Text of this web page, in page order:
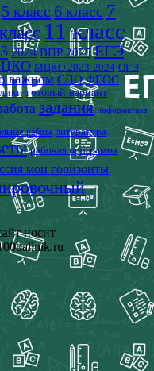
5 класс 6 класс 7
11 класс
2024 ВПР 2025 ЕГЭ
МЦКО 2023-2024 ОГЭ
важном СПО ФГОС
готовый вариант
задания информатика
работа литература
рабочая программа
мои горизонты
носит